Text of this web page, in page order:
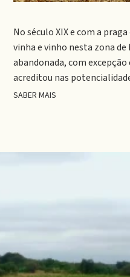
No século XIX e com a
vinha e vinho nesta zona
abandonada, com excepção